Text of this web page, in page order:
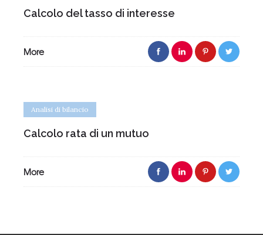
Calcolo del tasso di interesse
More
Analisi di bilancio
Calcolo rata di un mutuo
More